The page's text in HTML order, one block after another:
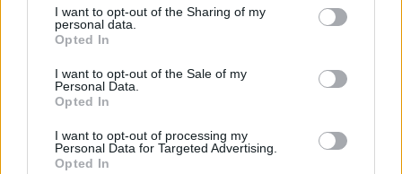
I want to opt-out of the Sharing of my
personal data.
Opted In
I want to opt-out of the Sale of my
Personal Data.
Opted In
I want to opt-out of processing my
Personal Data for Targeted Advertising.
Opted In